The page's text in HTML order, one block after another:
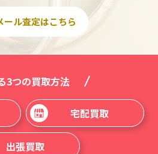
ール査定はこちら
3つの買取方法
宅配買取
出張買取